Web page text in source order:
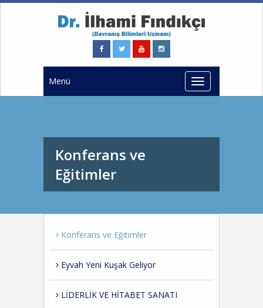
Menü
Konferans ve
Eğitimler
Konferans ve Eğitimler
Eyvah Yeni Kuşak Geliyor
LİDERLİK VE HİTABET SANATI